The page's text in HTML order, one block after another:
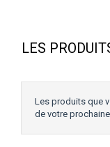
LES
Les produits que
de votre